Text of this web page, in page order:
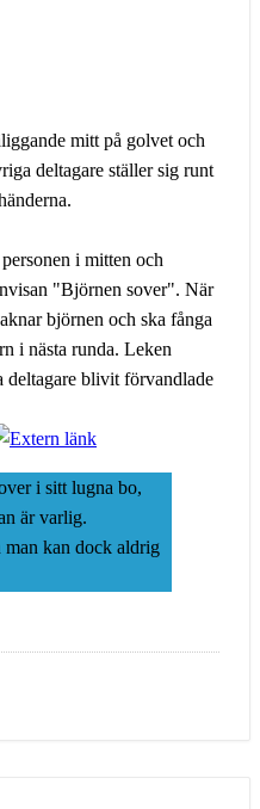
mitt på golvet och
deltagare ställer sig runt
i mitten och
"Björnen sover". När
björnen och ska fånga
i nästa runda. Leken
deltagare blivit förvandlade
i sitt lugna bo,
är varlig.
kan dock aldrig